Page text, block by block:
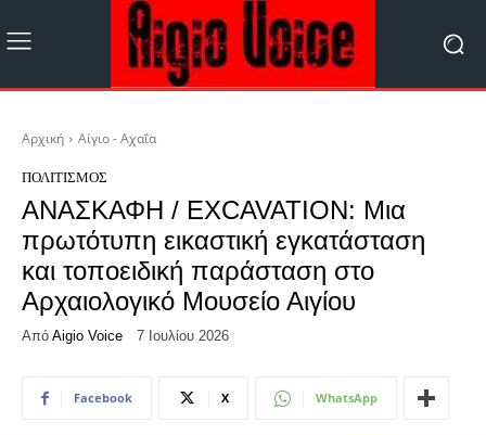
Αρχική Αίγιο - Αχαΐα
ΠΟΛΙΤΙΣΜΌΣ
ΑΝΑΣΚΑΦΗ / EXCAVATION: Μια
πρωτότυπη εικαστική εγκατάσταση
και τοποειδική παράσταση στο
Αρχαιολογικό Μουσείο Αιγίου
Από Aigio Voice 7 Ιουλίου 2026
Facebook X WhatsApp